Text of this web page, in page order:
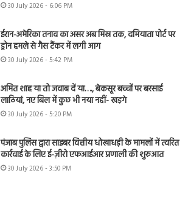
30 July 2026 - 6:06 PM
ईरान-अमेरिका तनाव का असर अब मिस्र तक, दमियाता पोर्ट पर
ड्रोन हमले से गैस टैंकर में लगी आग
30 July 2026 - 5:42 PM
अमित शाह या तो जवाब दें या…., बेकसूर बच्चों पर बरसाई
लाठियां, नए बिल में कुछ भी नया नहीं- खड़गे
30 July 2026 - 5:20 PM
पंजाब पुलिस द्वारा साइबर वित्तीय धोखाधड़ी के मामलों में त्वरित
कार्रवाई के लिए ई-ज़ीरो एफआईआर प्रणाली की शुरुआत
30 July 2026 - 3:50 PM